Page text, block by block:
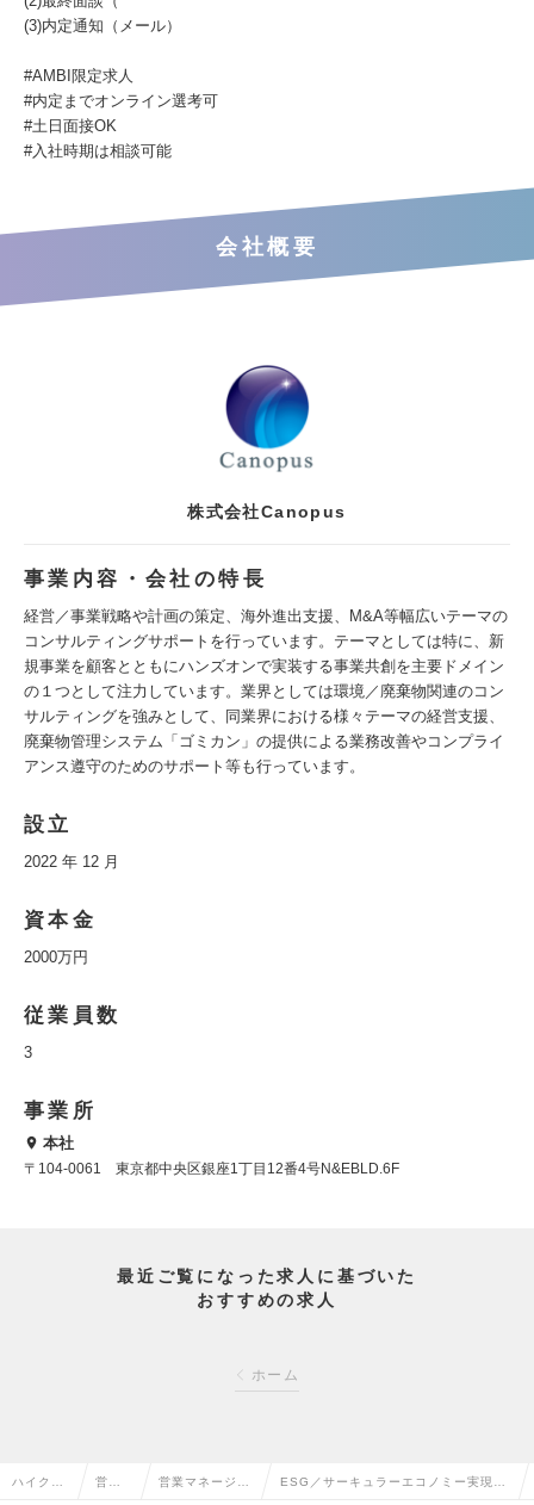
(3)内定通知（メール）
#AMBI限定求人
#内定までオンライン選考可
#土日面接OK
#入社時期は相談可能
会社概要
株式会社Canopus
事業内容・会社の特長
経営／事業戦略や計画の策定、海外進出支援、M&A等幅広いテーマの
コンサルティングサポートを行っています。テーマとしては特に、新
規事業を顧客とともにハンズオンで実装する事業共創を主要ドメイン
の１つとして注力しています。業界としては環境／廃棄物関連のコン
サルティングを強みとして、同業界における様々テーマの経営支援、
廃棄物管理システム「ゴミカン」の提供による業務改善やコンプライ
アンス遵守のためのサポート等も行っています。
設立
2022 年 12 月
資本金
2000万円
従業員数
3
事業所
本社
〒104-0061 東京都中央区銀座1丁目12番4号N&EBLD.6F
最近ご覧になった求人に基づいた
おすすめの求人
ホーム
ハイクラ 営業 営業マネージャ ESG／サーキュラーエコノミー実現を